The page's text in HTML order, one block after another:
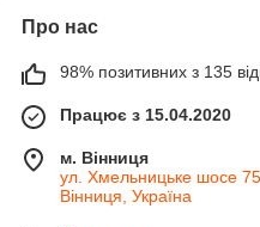
Про нас
98% позитивних з 135
Працює з 15.04.2020
м. Вінниця
ул. Хмельницьке шосе
Вінниця, Україна